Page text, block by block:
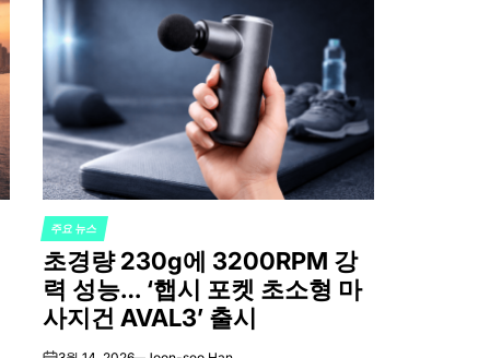
POSTED
IN
주요 뉴스
초경량 230g에 3200RPM 강
력 성능… ‘햅시 포켓 초소형 마
사지건 AVAL3’ 출시